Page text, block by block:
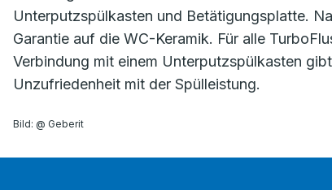
Unterputzspülkasten und Betätigungsplatte.
Garantie auf die WC-Keramik. Für alle
Verbindung mit einem Unterputzspülkasten
Unzufriedenheit mit der Spülleistung.
Bild: @ Geberit